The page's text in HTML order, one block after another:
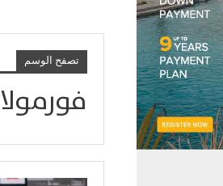
تصفح الوسم
فورمولا 1: توقف سباق اليابان بسبب الأمطار